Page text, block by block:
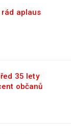
aplaus
35 lety
občanů